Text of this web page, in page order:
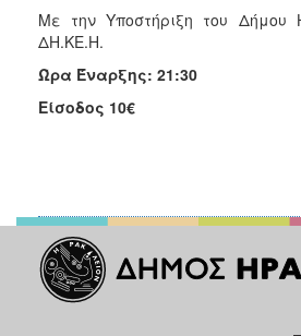
Με την Υποστήριξη του Δήμου
ΔΗ.ΚΕ.Η.
Ώρα Έναρξης: 21:30
Είσοδος 10€